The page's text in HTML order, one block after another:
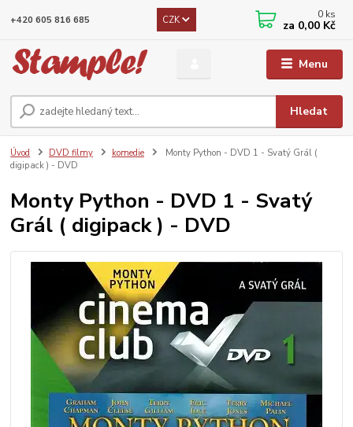
Menu
CZK
Hledat
+420 605 816 685 0 ks
za 0,00 Kč
Úvod DVD filmy komedie
Monty Python - DVD 1 - Svatý Grál (
digipack ) - DVD
Monty Python - DVD 1 - Svatý
Grál ( digipack ) - DVD